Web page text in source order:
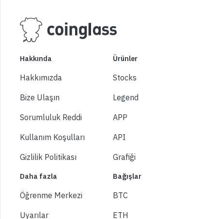
Hakkında
Hakkımızda
Bize Ulaşın
Sorumluluk Reddi
Kullanım Koşulları
Gizlilik Politikası
Ürünler
Stocks
Legend
APP
API
Grafiği
Daha fazla
Öğrenme Merkezi
Uyarılar
Bağışlar
BTC
ETH